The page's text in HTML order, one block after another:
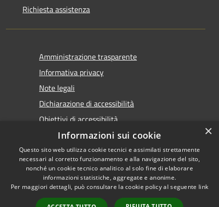
Richiesta assistenza
Amministrazione trasparente
Informativa privacy
Note legali
Dichiarazione di accessibilità
Obiettivi di accessibilità
Accessibilità
Copyright © 2026 • Comune di
Marsala • Powered by
Municipium• Accesso
×
Informazioni sui cookie
Questo sito web utilizza cookie tecnici e assimilati strettamente
necessari al corretto funzionamento e alla navigazione del sito,
nonché un cookie tecnico analitico al solo fine di elaborare
informazioni statistiche, aggregate e anonime.
Per maggiori dettagli, può consultare la cookie policy al seguente link